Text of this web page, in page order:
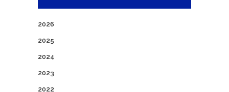
2026
2025
2024
2023
2022